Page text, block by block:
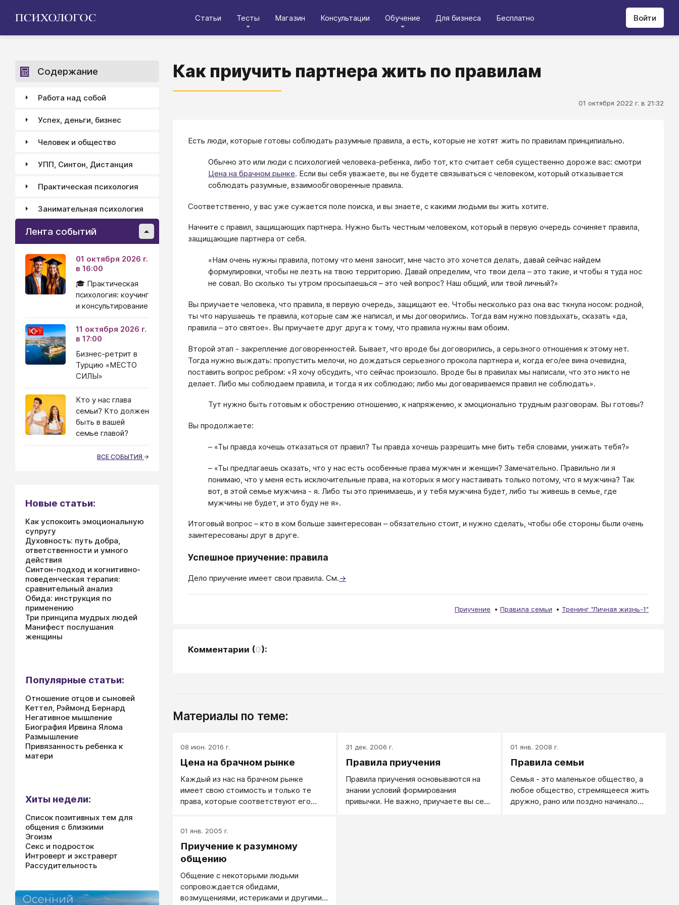
Статьи Тесты Магазин Консультации Обучение Для бизнеса Бесплатно Войти
Как приучить партнера жить по правилам
01 октября 2022 г. в 21:32
Есть люди, которые готовы соблюдать разумные правила, а есть, которые не хотят жить по правилам принципиально.
Обычно это или люди с психологией человека-ребенка, либо тот, кто считает себя существенно дороже вас: смотри
Цена на брачном рынке. Если вы себя уважаете, вы не будете связываться с человеком, который отказывается
соблюдать разумные, взаимообговоренные правила.
Соответственно, у вас уже сужается поле поиска, и вы знаете, с какими людьми вы жить хотите.
Начните с правил, защищающих партнера. Нужно быть честным человеком, который в первую очередь сочиняет правила,
защищающие партнера от себя.
«Нам очень нужны правила, потому что меня заносит, мне часто это хочется делать, давай сейчас найдем
формулировки, чтобы не лезть на твою территорию. Давай определим, что твои дела – это такие, и чтобы я туда нос
не совал. Во сколько ты утром просыпаешься – это чей вопрос? Наш общий, или твой личный?»
Вы приучаете человека, что правила, в первую очередь, защищают ее. Чтобы несколько раз она вас ткнула носом: родной,
ты что нарушаешь те правила, которые сам же написал, и мы договорились. Тогда вам нужно повздыхать, сказать «да,
правила – это святое». Вы приучаете друг друга к тому, что правила нужны вам обоим.
Второй этап - закрепление договоренностей. Бывает, что вроде бы договорились, а серьзного отношения к этому нет.
Тогда нужно выждать: пропустить мелочи, но дождаться серьезного прокола партнера и, когда его/ее вина очевидна,
поставить вопрос ребром: «Я хочу обсудить, что сейчас произошло. Вроде бы в правилах мы написали, что это никто не
делает. Либо мы соблюдаем правила, и тогда я их соблюдаю; либо мы договариваемся правил не соблюдать».
Тут нужно быть готовым к обострению отношению, к напряжению, к эмоционально трудным разговорам. Вы готовы?
Вы продолжаете:
– «Ты правда хочешь отказаться от правил? Ты правда хочешь разрешить мне бить тебя словами, унижать тебя?»
– «Ты предлагаешь сказать, что у нас есть особенные права мужчин и женщин? Замечательно. Правильно ли я
понимаю, что у меня есть исключительные права, на которых я могу настаивать только потому, что я мужчина? Так
вот, в этой семье мужчина - я. Либо ты это принимаешь, и у тебя мужчина будет, либо ты живешь в семье, где
мужчины не будет, и это буду не я».
Итоговый вопрос – кто в ком больше заинтересован – обязательно стоит, и нужно сделать, чтобы обе стороны были очень
заинтересованы друг в друге. ​​​​​​​​
Успешное приучение: правила
Дело приучение имеет свои правила. См.→
Приучение Правила семьи Тренинг "Личная жизнь-1"
Комментарии (0):
Материалы по теме:
08 июн. 2016 г.
Цена на брачном рынке
Каждый из нас на брачном рынке
имеет свою стоимость и только те
права, которые соответствуют его
31 дек. 2006 г.
Правила приучения
Правила приучения основываются на
знании условий формирования
привычки. Не важно, приучаете вы себя
01 янв. 2008 г.
Правила семьи
Семья - это маленькое общество, а
любое общество, стремящееся жить
дружно, рано или поздно начинало
01 янв. 2005 г.
Приучение к разумному
общению
Общение с некоторыми людьми
сопровождается обидами,
возмущениями, истериками и другими
Содержание
Работа над собой
Успех, деньги, бизнес
Человек и общество
УПП, Синтон, Дистанция
Практическая психология
Занимательная психология
Лента событий
01 октября 2026 г.
в 16:00
🎓 Практическая
психология: коучинг
и консультирование
11 октября 2026 г.
в 17:00
Бизнес-ретрит в
Турцию «МЕСТО
СИЛЫ»
Кто у нас глава
семьи? Кто должен
быть в вашей
семье главой?
ВСЕ СОБЫТИЯ
Новые статьи:
Как успокоить эмоциональную
супругу
Духовность: путь добра,
ответственности и умного
действия
Синтон-подход и когнитивно-
поведенческая терапия:
сравнительный анализ
Обида: инструкция по
применению
Три принципа мудрых людей
Манифест послушания
женщины
Популярные статьи:
Отношение отцов и сыновей
Кеттел, Рэймонд Бернард
Негативное мышление
Биография Ирвина Ялома
Размышление
Привязанность ребенка к
матери
Хиты недели:
Список позитивных тем для
общения с близкими
Эгоизм
Секс и подросток
Интроверт и экстраверт
Рассудительность